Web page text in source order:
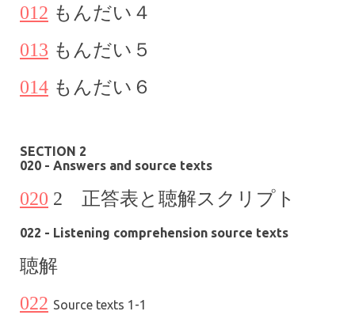
012 もんだい ４
013 もんだい ５
014 もんだい６
SECTION 2
020 - Answers and source texts
020 2 正答表と聴解スクリプト
022 - Listening comprehension source texts
聴解
022 Source texts 1-1